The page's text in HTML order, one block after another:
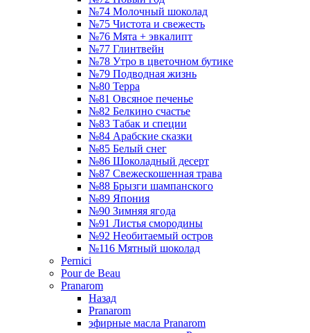
№74 Молочный шоколад
№75 Чистота и свежесть
№76 Мята + эвкалипт
№77 Глинтвейн
№78 Утро в цветочном бутике
№79 Подводная жизнь
№80 Терра
№81 Овсяное печенье
№82 Белкино счастье
№83 Табак и специи
№84 Арабские сказки
№85 Белый снег
№86 Шоколадный десерт
№87 Свежескошенная трава
№88 Брызги шампанского
№89 Япония
№90 Зимняя ягода
№91 Листья смородины
№92 Необитаемый остров
№116 Мятный шоколад
Pernici
Pour de Beau
Pranarom
Назад
Pranarom
эфирные масла Pranarom